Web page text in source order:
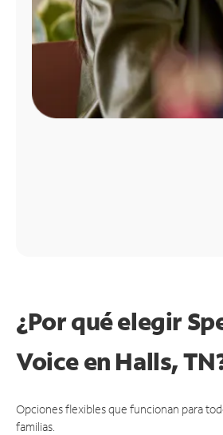
¿Por qué elegir
Voice en Halls,
Opciones flexibles que funcionan para
familias.